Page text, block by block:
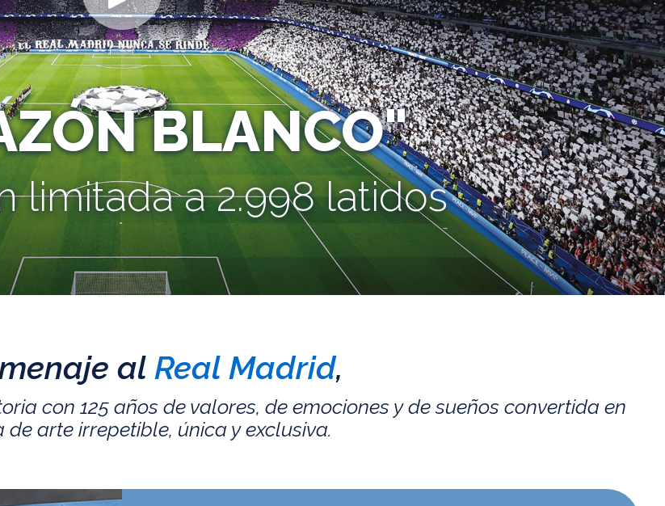
BLANCO"
limitada a 2.998 latidos
al Real Madrid,
con 125 años de valores, de emociones y de sueños convertida en
de arte irrepetible, única y exclusiva.